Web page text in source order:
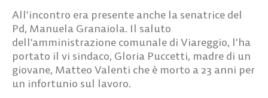
All’incontro era presente anche la senatrice del
Pd, Manuela Granaiola. Il saluto
dell’amministrazione comunale di Viareggio, l’ha
portato il vi sindaco, Gloria Puccetti, madre di un
giovane, Matteo Valenti che è morto a 23 anni per
un infortunio sul lavoro.